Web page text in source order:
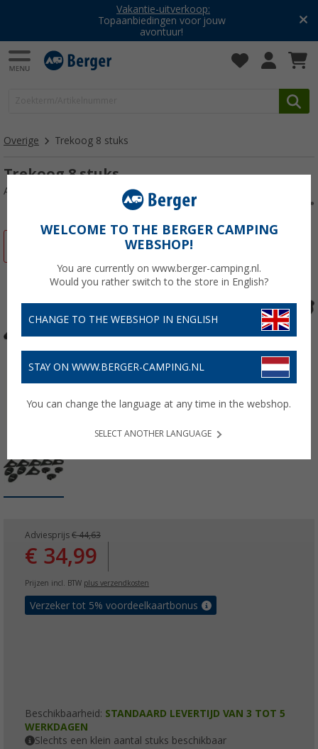
Vakantie-uitverkoop:
Topaanbiedingen voor jouw
avontuur!
Overige Trekoog 8 stuks
Trekoog 8 stuks
Artikelnr: 116933
Adviesprijs € 44,63
€ 34,99
Prijzen incl. BTW plus verzendkosten
Verzeker tot 5% voordeelkaartbonus
Beschikbaarheid: STANDAARD LEVERTIJD VAN 3 TOT 5
WERKDAGEN
Slechts een klein aantal stuks beschikbaar
WELCOME TO THE BERGER CAMPING
WEBSHOP!
You are currently on www.berger-camping.nl.
Would you rather switch to the store in English?
CHANGE TO THE WEBSHOP IN ENGLISH
STAY ON WWW.BERGER-CAMPING.NL
You can change the language at any time in the webshop.
SELECT ANOTHER LANGUAGE